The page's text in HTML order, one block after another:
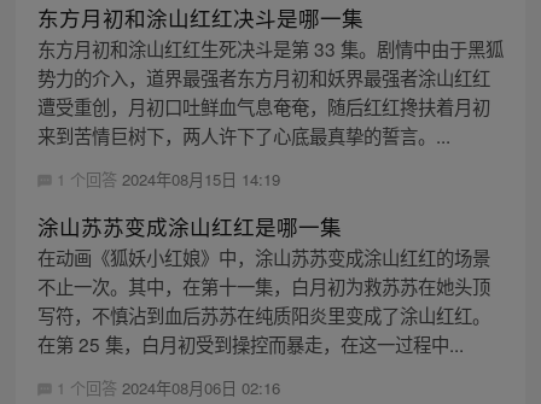
东方月初和涂山红红决斗是哪一集
东方月初和涂山红红生死决斗是第 33 集。剧情中由于黑狐
势力的介入，道界最强者东方月初和妖界最强者涂山红红
遭受重创，月初口吐鲜血气息奄奄，随后红红搀扶着月初
来到苦情巨树下，两人许下了心底最真挚的誓言。...
1 个回答 2024年08月15日 14:19
涂山苏苏变成涂山红红是哪一集
在动画《狐妖小红娘》中，涂山苏苏变成涂山红红的场景
不止一次。其中，在第十一集，白月初为救苏苏在她头顶
写符，不慎沾到血后苏苏在纯质阳炎里变成了涂山红红。
在第 25 集，白月初受到操控而暴走，在这一过程中...
1 个回答 2024年08月06日 02:16